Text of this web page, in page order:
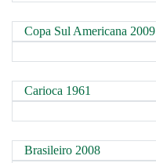
Copa Sul Americana 2009
Carioca 1961
Brasileiro 2008